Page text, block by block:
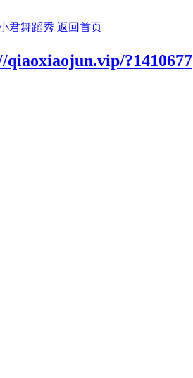
君舞蹈秀 返回首页
qiaoxiaojun.vip/?1410677